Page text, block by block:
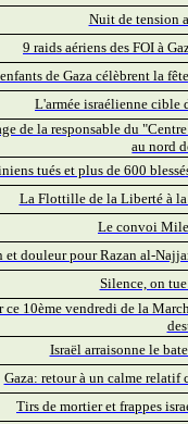
Nuit de tension
9 raids aériens des FOI à
de Gaza célèbrent la
L'armée israélienne cible
de la responsable du
au nord
tués et plus de 600
La Flottille de la Liberté à
Le convoi
et douleur pour Razan al-
Silence, on
ce 10ème vendredi de la
Israël arraisonne le
Gaza: retour à un calme relatif
Tirs de mortier et frappes